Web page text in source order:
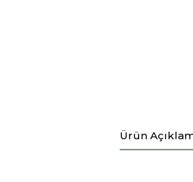
Ürün